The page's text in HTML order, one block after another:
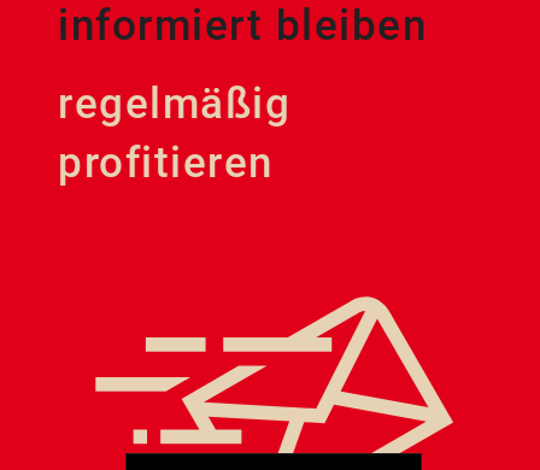
informiert bleiben
regelmäßig
profitieren